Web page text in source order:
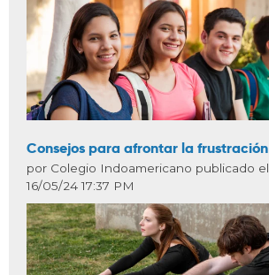
Consejos para afrontar la frustración
por Colegio Indoamericano publicado el
16/05/24 17:37 PM